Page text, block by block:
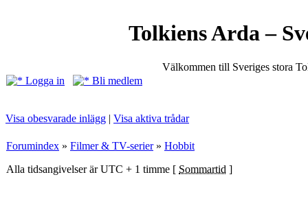
Tolkiens Arda –
Välkommen till Sveriges stora
Logga in
Bli medlem
Visa obesvarade inlägg | Visa aktiva trådar
Forumindex » Filmer & TV-serier» Hobbit
Alla tidsangivelser är UTC + 1 timme [ Sommartid ]